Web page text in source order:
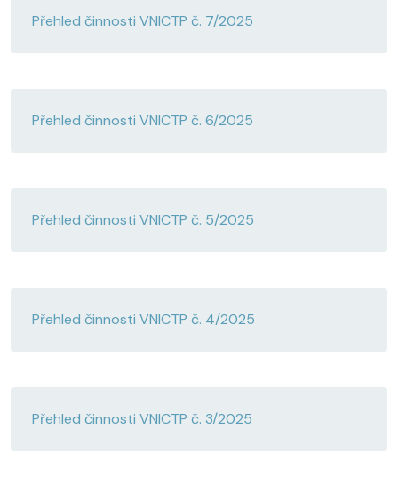
Přehled činnosti VNICTP č. 7/2025
Přehled činnosti VNICTP č. 6/2025
Přehled činnosti VNICTP č. 5/2025
Přehled činnosti VNICTP č. 4/2025
Přehled činnosti VNICTP č. 3/2025